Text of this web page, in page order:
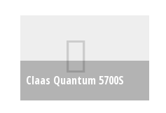
Claas Quantum 5700S